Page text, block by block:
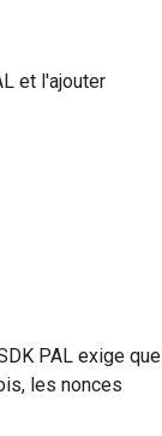
et l'ajouter
PAL exige que
les nonces